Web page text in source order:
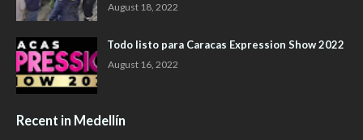
August 18, 2022
Todo listo para Caracas Expression Show 2022
August 16, 2022
Recent in Medellín